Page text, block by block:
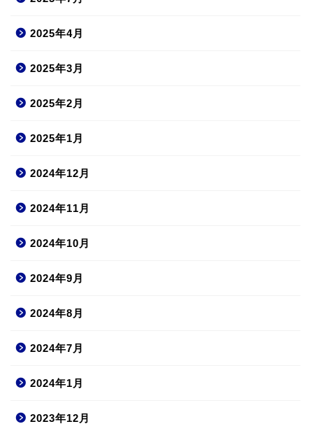
2025年4月
2025年3月
2025年2月
2025年1月
2024年12月
2024年11月
2024年10月
2024年9月
2024年8月
2024年7月
2024年1月
2023年12月